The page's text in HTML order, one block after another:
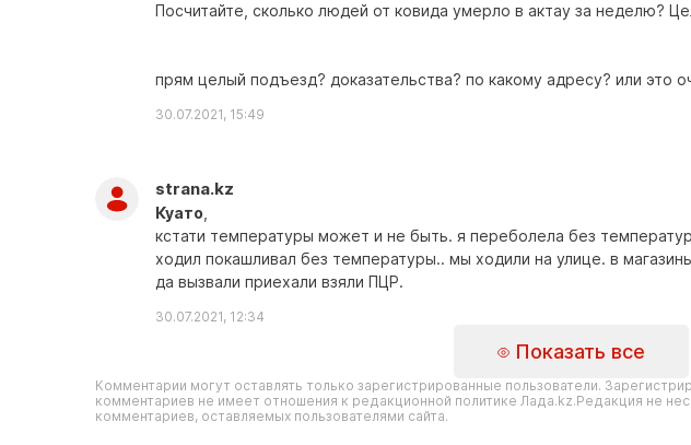
Посчитайте, сколько людей от ковида умерло в актау за неделю?
прям целый подъезд? доказательства? по какому адресу? или это
30.07.2021, 15:49
strana.kz
Куато
кстати температуры может и не быть. я переболела без
ходил покашливал без температуры.. мы ходили на улице. в
да вызвали приехали взяли ПЦР.
30.07.2021, 12:34
Показать все
Комментарии могут оставлять только зарегистрированные пользователи.
комментариев не имеет отношения к редакционной политике Лада.kz.Редакция не
комментариев, оставляемых пользователями сайта.